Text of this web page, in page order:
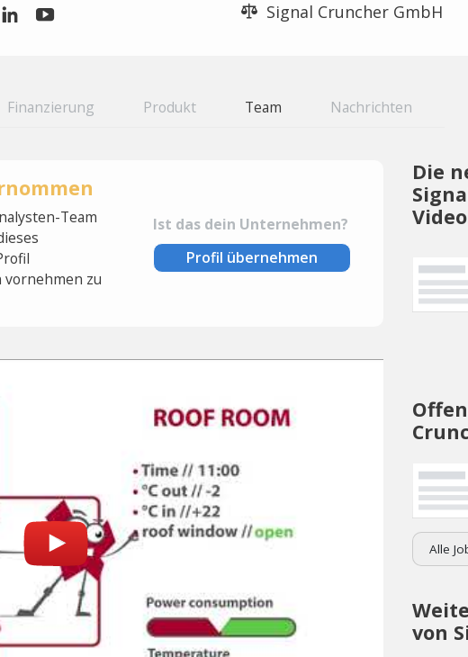
Signal Cruncher GmbH
Finanzierung Produkt Team Nachrichten
Team
zu
Ist das dein Unternehmen?
Profil übernehmen
Die
Alle
von